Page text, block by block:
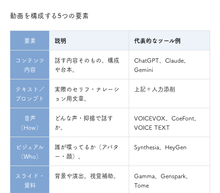
動画を構成する5つの要素
要素 説明 代表的なツール例
コンテンツ
内容
話す内容そのもの。構成
や台本。
ChatGPT、Claude、
Gemini
テキスト／
プロンプト
実際のセリフ・ナレーシ
ョン用文章。
上記＋人力添削
音声
（How）
どんな声・抑揚で話す
か。
VOICEVOX、CoeFont、
VOICE TEXT
ビジュアル
（Who）
誰が喋ってるか（アバタ
ー・顔）。
Synthesia、HeyGen
スライド・
資料
背景や演出。視覚補助。
Gamma、Genspark、
Tome